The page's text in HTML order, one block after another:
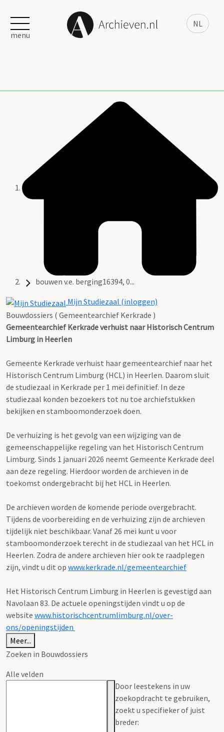
NL
menu
bouwen v.e. berging16394, 0...
Mijn Studiezaal (inloggen)
Bouwdossiers ( Gemeentearchief Kerkrade )
Gemeentearchief Kerkrade verhuist naar Historisch Centrum
Limburg in Heerlen
Gemeente Kerkrade verhuist haar gemeentearchief naar het
Historisch Centrum Limburg (HCL) in Heerlen. Daarom sluit
de studiezaal in Kerkrade per 1 mei definitief. In deze
studiezaal konden bezoekers tot nu toe archiefstukken
bekijken en stamboomonderzoek doen.
De verhuizing is het gevolg van een wijziging van de
gemeenschappelijke regeling van het Historisch Centrum
Limburg. Sinds 1 januari 2026 neemt Gemeente Kerkrade deel
aan deze regeling. Hierdoor worden de archieven in de
toekomst ondergebracht bij het HCL in Heerlen.
De archieven worden de komende periode overgebracht.
Tijdens de voorbereiding en de verhuizing zijn de archieven
tijdelijk niet beschikbaar. Vanaf 26 mei kunt u voor
stamboomonderzoek terecht in de studiezaal van het HCL in
Heerlen. Zodra de andere archieven hier ook te raadplegen
zijn, vindt u dit op www.kerkrade.nl/gemeentearchief
Het Historisch Centrum Limburg in Heerlen is gevestigd aan
Navolaan 83. De actuele openingstijden vindt u op de
website www.historischcentrumlimburg.nl/over-
ons/openingstijden
Meer...
Zoeken in Bouwdossiers
Alle velden
Door leestekens in uw
zoekopdracht te gebruiken,
zoekt u specifieker of juist
breder: